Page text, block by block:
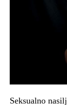
Seksualno